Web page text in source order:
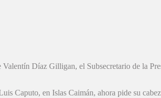
Díaz Gilligan, el Subsecretario de la
Caputo, en Islas Caimán, ahora pide su